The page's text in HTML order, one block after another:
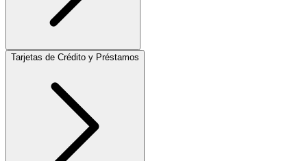
Tarjetas de Crédito y Préstamos